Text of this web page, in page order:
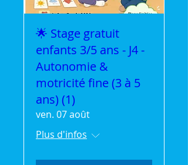
🌟 Stage gratuit
enfants 3/5 ans - J4 -
Autonomie &
motricité fine (3 à 5
ans) (1)
ven. 07 août
Plus d'infos